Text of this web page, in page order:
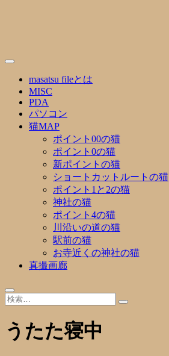
masatsu fileとは
MISC
PDA
パソコン
猫MAP
ポイント00の猫
ポイント0の猫
新ポイントの猫
ショートカットルートの猫
ポイント1と2の猫
神社の猫
ポイント4の猫
川沿いの道の猫
駅前の猫
お寺近くの神社の猫
真撮画廊
うたた寝中